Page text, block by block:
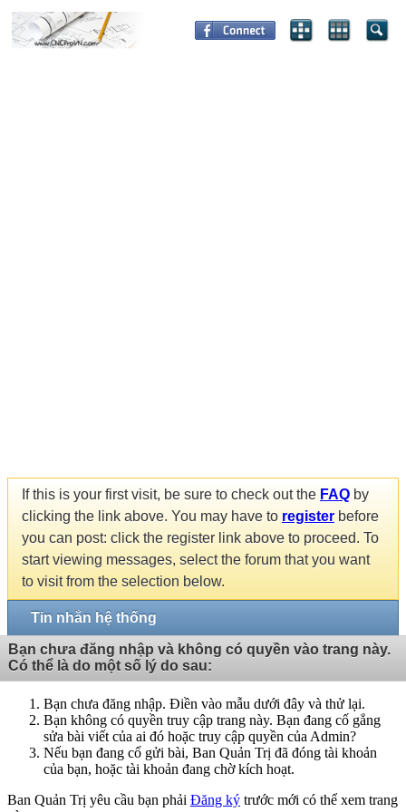
If this is your first visit, be sure to check out the FAQ by
clicking the link above. You may have to register before
you can post: click the register link above to proceed. To
start viewing messages, select the forum that you want
to visit from the selection below.
Tin nhắn hệ thống
Bạn chưa đăng nhập và không có quyền vào trang này.
Có thể là do một số lý do sau:
Bạn chưa đăng nhập. Điền vào mẫu dưới đây và thử lại.
Bạn không có quyền truy cập trang này. Bạn đang cố gắng
sửa bài viết của ai đó hoặc truy cập quyền của Admin?
Nếu bạn đang cố gửi bài, Ban Quản Trị đã đóng tài khoản
của bạn, hoặc tài khoản đang chờ kích hoạt.
Ban Quản Trị yêu cầu bạn phải Đăng ký trước mới có thể xem trang